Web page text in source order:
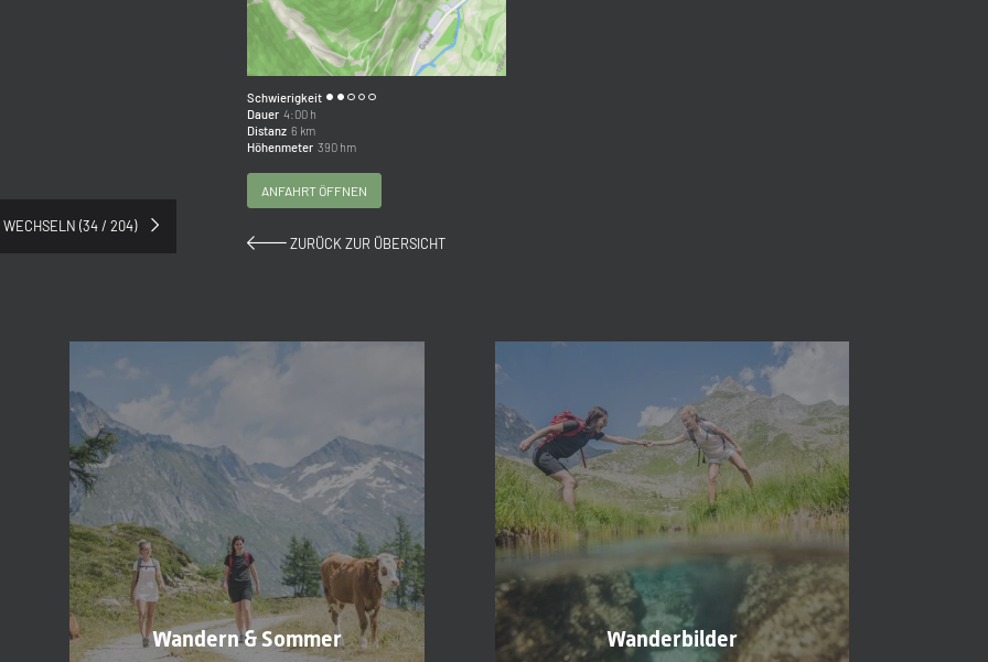
Schwierigkeit
Dauer 4:00 h
Distanz 6 km
Höhenmeter 390 hm
ANFAHRT ÖFFNEN
ZURÜCK ZUR ÜBERSICHT
WECHSELN (34 / 204)
Wandern & Sommer Wanderbilder
Familie Herr
Einwilligung Marketing*
*Pflichtfelder
Anfragen